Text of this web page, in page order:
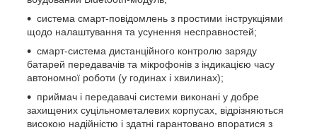
система смарт-повідомлень з простими інструкціями
щодо налаштування та усунення несправностей;
смарт-система дистанційного контролю заряду
батарей передавачів та мікрофонів з індикацією часу
автономної роботи (у годинах і хвилинах);
приймач і передавачі системи виконані у добре
захищених суцільнометалевих корпусах, відрізняються
високою надійністю і здатні гарантовано впоратися з